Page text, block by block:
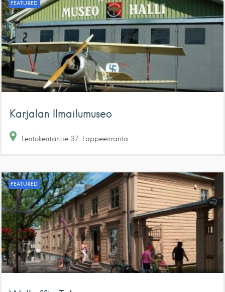
FEATURED
Karjalan Ilmailumuseo
Lentokentäntie 37 Lappeenranta
FEATURED